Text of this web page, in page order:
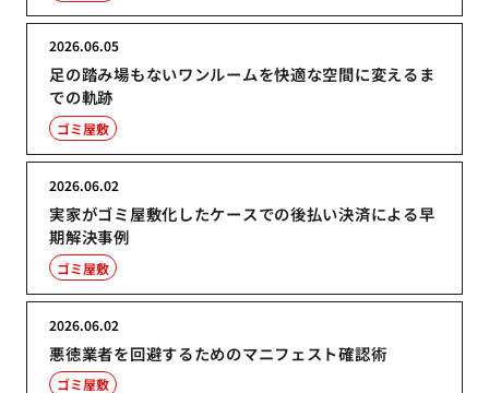
足の踏み場もないワンルームを快適な空間に変えるま
での軌跡
2026.06.05
ゴミ屋敷
実家がゴミ屋敷化したケースでの後払い決済による早
期解決事例
2026.06.02
ゴミ屋敷
悪徳業者を回避するためのマニフェスト確認術
2026.06.02
ゴミ屋敷